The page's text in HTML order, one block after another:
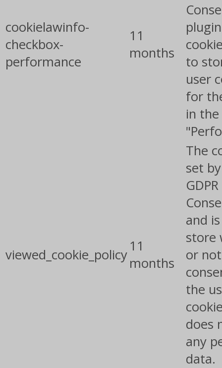
cookielawinfo-
checkbox-
performance
11
months
to
user
for
in
viewed_cookie_policy
11
months
The
set
and
store
or
the
does
any
data.